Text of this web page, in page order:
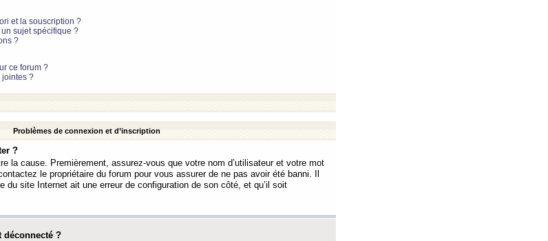
et la souscription ?
sujet spécifique ?
?
ce forum ?
jointes ?
Problèmes de connexion et d’inscription
?
la cause. Premièrement, assurez-vous que votre nom d’utilisateur et votre mot
le propriétaire du forum pour vous assurer de ne pas avoir été banni. Il
du site Internet ait une erreur de configuration de son côté, et qu’il soit
déconnecté ?